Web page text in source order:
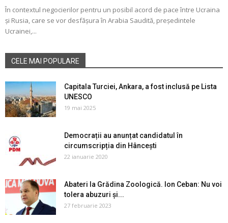
În contextul negocierilor pentru un posibil acord de pace între Ucraina
și Rusia, care se vor desfășura în Arabia Saudită, președintele
Ucrainei,...
CELE MAI POPULARE
Capitala Turciei, Ankara, a fost inclusă pe Lista
UNESCO
19 mai 2025
Democrații au anunțat candidatul în
circumscripția din Hâncești
22 ianuarie 2020
Abateri la Grădina Zoologică. Ion Ceban: Nu voi
tolera abuzuri și...
27 februarie 2023